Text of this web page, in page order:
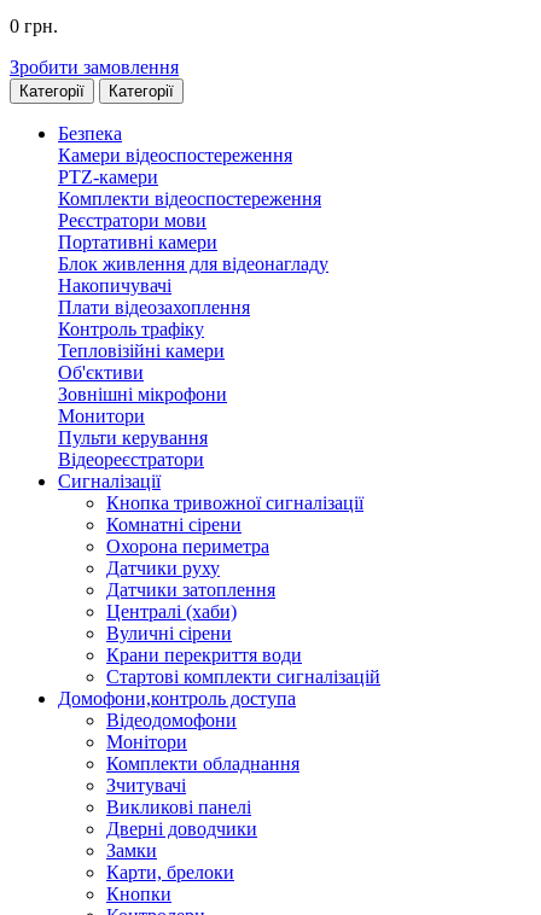
0 грн.
Зробити замовлення
Категорії Категорії
Безпека
Камери відеоспостереження
PTZ-камери
Комплекти відеоспостереження
Реєстратори мови
Портативні камери
Блок живлення для відеонагладу
Накопичувачі
Плати відеозахоплення
Контроль трафіку
Тепловізійні камери
Об'єктиви
Зовнішні мікрофони
Монитори
Пульти керування
Відеореєстратори
Сигналізації
Кнопка тривожної сигналізації
Комнатні сірени
Охорона периметра
Датчики руху
Датчики затоплення
Централі (хаби)
Вуличні сірени
Крани перекриття води
Стартові комплекти сигналізацій
Домофони,контроль доступа
Відеодомофони
Монітори
Комплекти обладнання
Зчитувачі
Викликові панелі
Дверні доводчики
Замки
Карти, брелоки
Кнопки